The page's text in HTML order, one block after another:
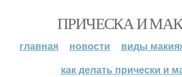
ПРИЧЕСКА И
главная новости
виды
как делать прически и